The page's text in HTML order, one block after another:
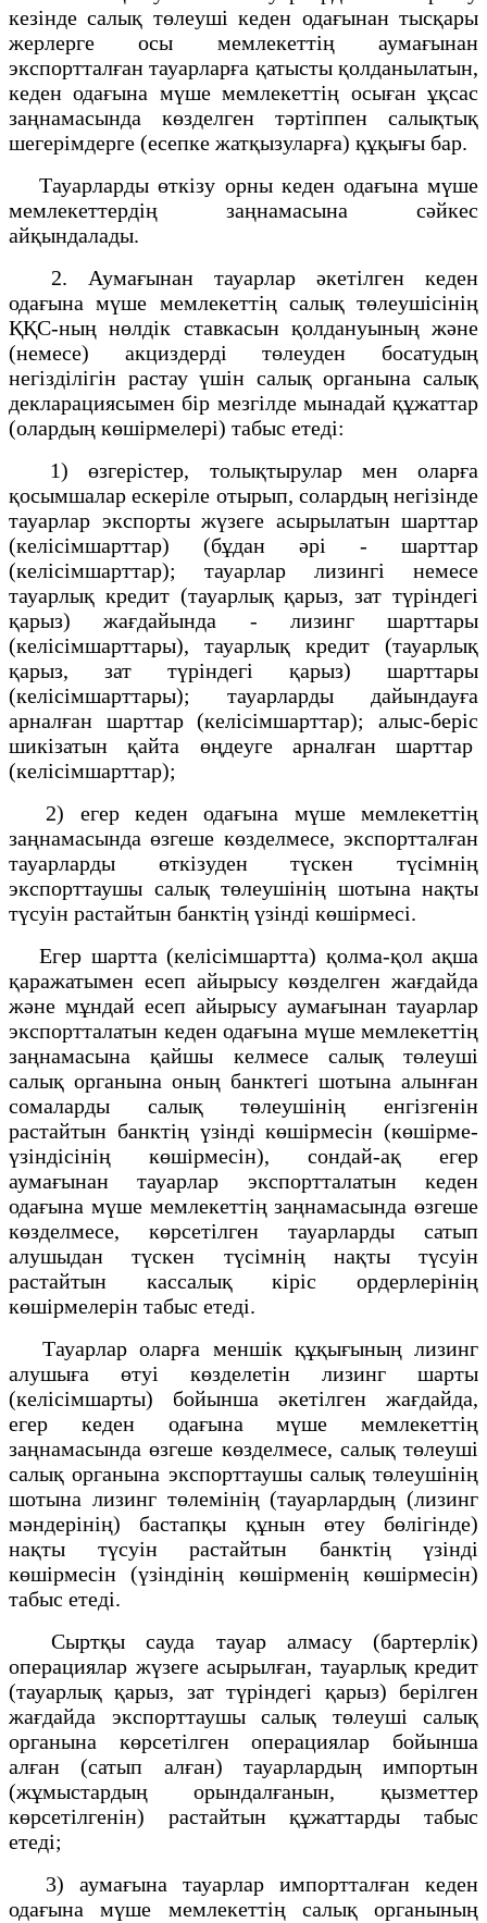
кезінде салық төлеуші кеден одағынан тысқары
жерлерге осы мемлекеттің аумағынан
экспортталған тауарларға қатысты қолданылатын,
кеден одағына мүше мемлекеттің осыған ұқсас
заңнамасында көзделген тәртіппен салықтық
шегерімдерге (есепке жатқызуларға) құқығы бар.
Тауарларды өткізу орны кеден одағына мүше
мемлекеттердің заңнамасына сәйкес
айқындалады.
2. Аумағынан тауарлар әкетілген кеден
одағына мүше мемлекеттің салық төлеушісінің
ҚҚС-ның нөлдік ставкасын қолдануының және
(немесе) акциздерді төлеуден босатудың
негізділігін растау үшін салық органына салық
декларациясымен бір мезгілде мынадай құжаттар
(олардың көшірмелері) табыс етеді:
1) өзгерістер, толықтырулар мен оларға
қосымшалар ескеріле отырып, солардың негізінде
тауарлар экспорты жүзеге асырылатын шарттар
(келісімшарттар) (бұдан әрі - шарттар
(келісімшарттар); тауарлар лизингі немесе
тауарлық кредит (тауарлық қарыз, зат түріндегі
қарыз) жағдайында - лизинг шарттары
(келісімшарттары), тауарлық кредит (тауарлық
қарыз, зат түріндегі қарыз) шарттары
(келісімшарттары); тауарларды дайындауға
арналған шарттар (келісімшарттар); алыс-беріс
шикізатын қайта өңдеуге арналған шарттар
(келісімшарттар);
2) егер кеден одағына мүше мемлекеттің
заңнамасында өзгеше көзделмесе, экспортталған
тауарларды өткізуден түскен түсімнің
экспорттаушы салық төлеушінің шотына нақты
түсуін растайтын банктің үзінді көшірмесі.
Егер шартта (келісімшартта) қолма-қол ақша
қаражатымен есеп айырысу көзделген жағдайда
және мұндай есеп айырысу аумағынан тауарлар
экспортталатын кеден одағына мүше мемлекеттің
заңнамасына қайшы келмесе салық төлеуші
салық органына оның банктегі шотына алынған
сомаларды салық төлеушінің енгізгенін
растайтын банктің үзінді көшірмесін (көшірме-
үзіндісінің көшірмесін), сондай-ақ егер
аумағынан тауарлар экспортталатын кеден
одағына мүше мемлекеттің заңнамасында өзгеше
көзделмесе, көрсетілген тауарларды сатып
алушыдан түскен түсімнің нақты түсуін
растайтын кассалық кіріс ордерлерінің
көшірмелерін табыс етеді.
Тауарлар оларға меншік құқығының лизинг
алушыға өтуі көзделетін лизинг шарты
(келісімшарты) бойынша әкетілген жағдайда,
егер кеден одағына мүше мемлекеттің
заңнамасында өзгеше көзделмесе, салық төлеуші
салық органына экспорттаушы салық төлеушінің
шотына лизинг төлемінің (тауарлардың (лизинг
мәндерінің) бастапқы құнын өтеу бөлігінде)
нақты түсуін растайтын банктің үзінді
көшірмесін (үзіндінің көшірменің көшірмесін)
табыс етеді.
Сыртқы сауда тауар алмасу (бартерлік)
операциялар жүзеге асырылған, тауарлық кредит
(тауарлық қарыз, зат түріндегі қарыз) берілген
жағдайда экспорттаушы салық төлеуші салық
органына көрсетілген операциялар бойынша
алған (сатып алған) тауарлардың импортын
(жұмыстардың орындалғанын, қызметтер
көрсетілгенін) растайтын құжаттарды табыс
етеді;
3) аумағына тауарлар импортталған кеден
одағына мүше мемлекеттің салық органының